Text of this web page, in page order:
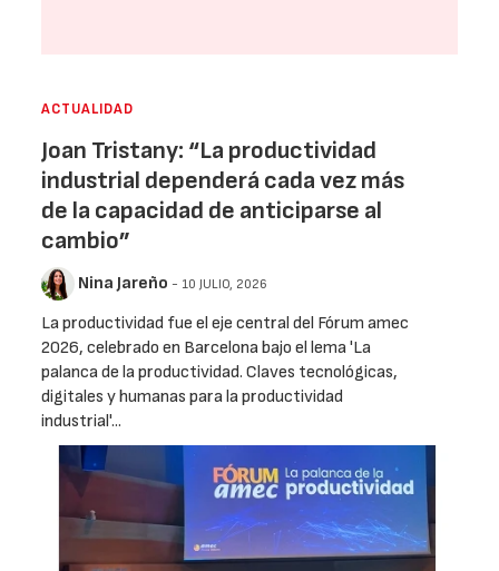
ACTUALIDAD
Joan Tristany: “La productividad
industrial dependerá cada vez más
de la capacidad de anticiparse al
cambio”
Nina Jareño - 10 JULIO, 2026
La productividad fue el eje central del Fórum amec
2026, celebrado en Barcelona bajo el lema 'La
palanca de la productividad. Claves tecnológicas,
digitales y humanas para la productividad
industrial'...